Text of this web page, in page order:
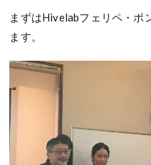
まずはHivelabフェリペ・ポ
ます。